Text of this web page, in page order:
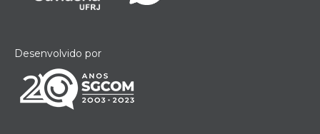
Desenvolvido por